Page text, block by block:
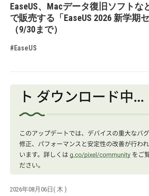
EaseUS、Macデータ復旧ソフトな
で販売する「EaseUS 2026 新学期
（9/30まで）
#EaseUS
2026年08月06日( 木 )